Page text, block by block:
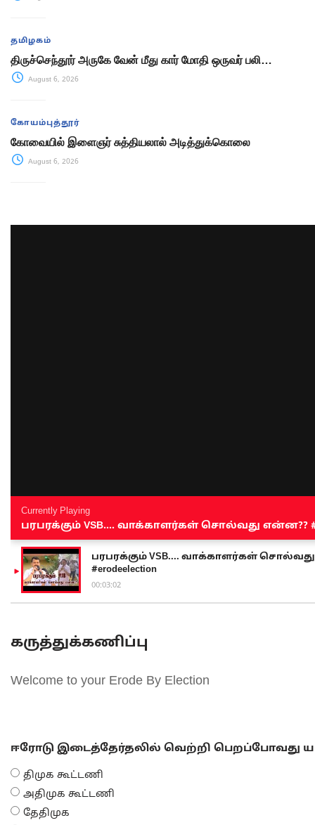
தமிழகம்
திருச்செந்தூர் அருகே வேன் மீது கார் மோதி ஒருவர் பலி…
August 6, 2026
கோயம்புத்தூர்
கோவையில் இளைஞர் சுத்தியலால் அடித்துக்கொலை
August 6, 2026
Currently Playing
பரபரக்கும் VSB.... வாக்காளர்கள் சொல்வது என்ன??
பரபரக்கும் VSB.... வாக்காளர்கள் சொல்வது
#erodeelection
00:03:02
கருத்துக்கணிப்பு
Welcome to your Erode By Election
ஈரோடு இடைத்தேர்தலில் வெற்றி பெறப்போவது
திமுக கூட்டணி
அதிமுக கூட்டணி
தேதிமுக